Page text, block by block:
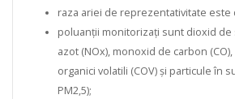
poluanții monitorizați sunt dioxid de
azot (NOx), monoxid de carbon (CO),
organici volatili (COV) și particule în
PM2,5);